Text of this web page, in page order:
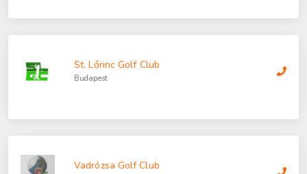
St. Lőrinc Golf Club
Budapest
Vadrózsa Golf Club